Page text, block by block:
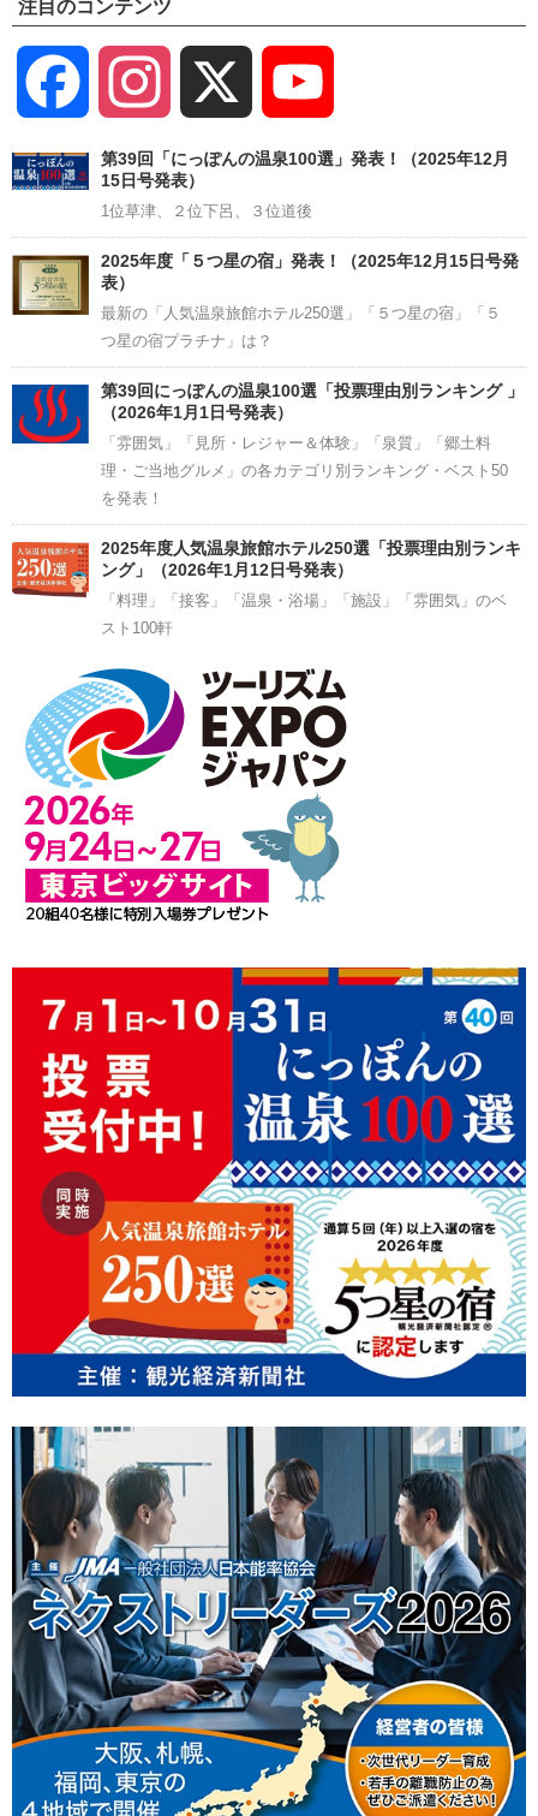
注目のコンテンツ
Facebook Instagram
Channel
第39回「にっぽんの温泉100選」発表！（2025年12月
15日号発表）
1位草津、２位下呂、３位道後
2025年度「５つ星の宿」発表！（2025年12月15日号発
表）
最新の「人気温泉旅館ホテル250選」「５つ星の宿」「５
つ星の宿プラチナ」は？
第39回にっぽんの温泉100選「投票理由別ランキング 」
（2026年1月1日号発表）
「雰囲気」「見所・レジャー＆体験」「泉質」「郷土料
理・ご当地グルメ」の各カテゴリ別ランキング・ベスト50
を発表！
2025年度人気温泉旅館ホテル250選「投票理由別ランキ
ング」（2026年1月12日号発表）
「料理」「接客」「温泉・浴場」「施設」「雰囲気」のベ
スト100軒